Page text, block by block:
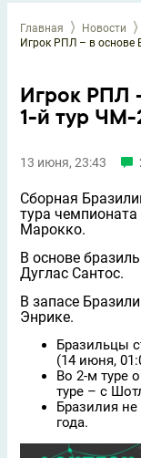
Главная
Новости
Игрок РПЛ – в основе
Игрок РПЛ
1-й тур
13 июня, 23:43
Сборная
тура
Марокко.
В основе
Дуглас Сантос.
В запасе
Энрике.
Бразильцы
(14 июня,
Во 2-м туре
туре – с
Бразилия
года.